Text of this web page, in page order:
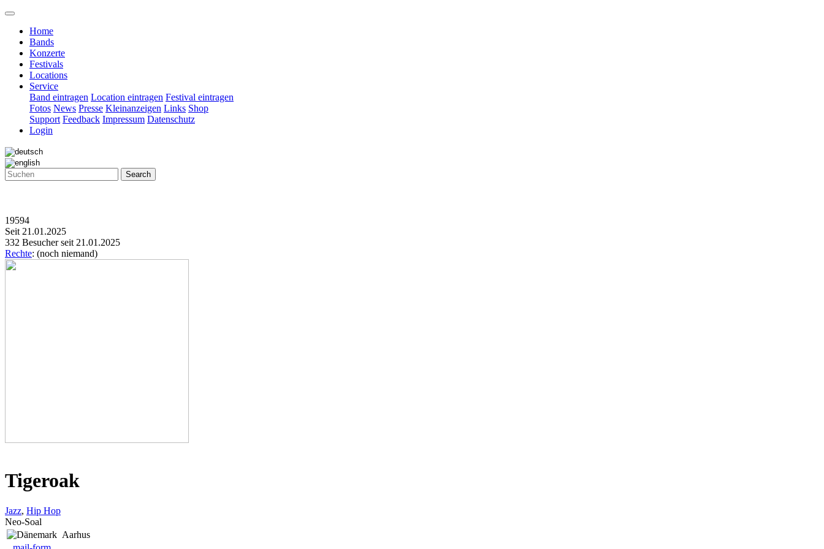
Home
Bands
Konzerte
Festivals
Locations
Service
Band eintragen Location eintragen Festival eintragen
Fotos News Presse Kleinanzeigen Links Shop
Support Feedback Impressum Datenschutz
Login
Search
19594
Seit 21.01.2025
332 Besucher seit 21.01.2025
Rechte: (noch niemand)
Tigeroak
Jazz, Hip Hop
Neo-Soal
Aarhus